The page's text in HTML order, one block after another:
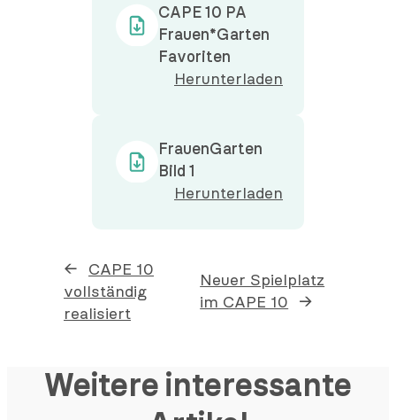
CAPE 10 PA
Frauen*Garten
Favoriten
Herunterladen
FrauenGarten
Bild 1
Herunterladen
←
CAPE 10
vollständig
realisiert
Neuer Spielplatz
im CAPE 10
→
Weitere interessante